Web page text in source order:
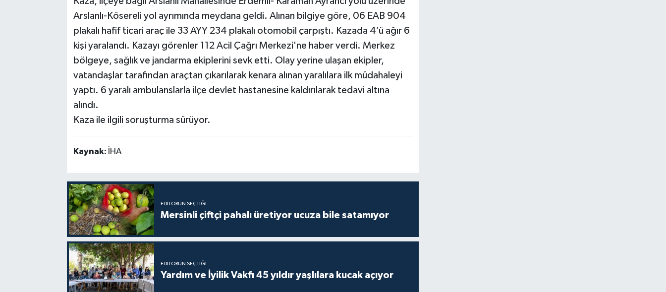
Arslanlı-Kösereli yol ayrımında meydana geldi. Alınan bilgiye göre, 06 EAB 904
plakalı hafif ticari araç ile 33 AYY 234 plakalı otomobil çarpıştı. Kazada 4’ü ağır 6
kişi yaralandı. Kazayı görenler 112 Acil Çağrı Merkezi'ne haber verdi. Merkez
bölgeye, sağlık ve jandarma ekiplerini sevk etti. Olay yerine ulaşan ekipler,
vatandaşlar tarafından araçtan çıkarılarak kenara alınan yaralılara ilk müdahaleyi
yaptı. 6 yaralı ambulanslarla ilçe devlet hastanesine kaldırılarak tedavi altına
alındı.
Kaza ile ilgili soruşturma sürüyor.
Kaynak: İHA
EDITÖRÜN SEÇTIĞI
Mersinli çiftçi pahalı üretiyor ucuza bile satamıyor
EDITÖRÜN SEÇTIĞI
Yardım ve İyilik Vakfı 45 yıldır yaşlılara kucak açıyor